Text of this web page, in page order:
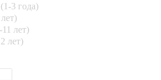
3 года)
лет)
лет)